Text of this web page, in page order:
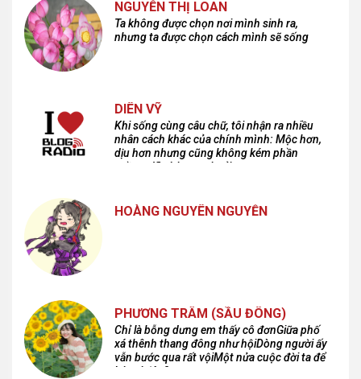
NGUYỄN THỊ LOAN
Ta không được chọn nơi mình sinh ra,
nhưng ta được chọn cách mình sẽ sống
DIÊN VỸ
Khi sống cùng câu chữ, tôi nhận ra nhiều
nhân cách khác của chính mình: Mộc hơn,
dịu hơn nhưng cũng không kém phần
cuồng dã và hoang hoải...
HOÀNG NGUYÊN NGUYỄN
PHƯƠNG TRÂM (SẦU ĐÔNG)
Chỉ là bỗng dưng em thấy cô đơnGiữa phố
xá thênh thang đông như hộiDòng người ấy
vẫn bước qua rất vộiMột nửa cuộc đời ta để
lại nơi đâu?